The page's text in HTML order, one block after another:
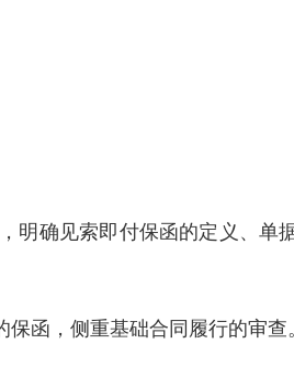
明确见索即付保函的定义、单
函，侧重基础合同履行的审查。